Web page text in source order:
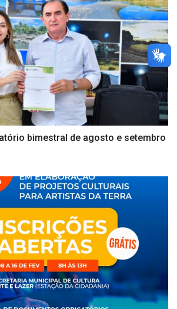
bimestral de agosto e setembro